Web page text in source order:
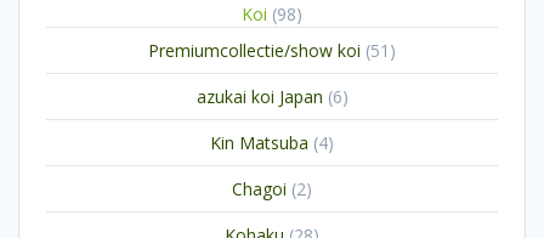
Koi 9898
producten
Premiumcollectie/show koi 51 51
producten
azukai koi Japan 66
producten
Kin Matsuba 44
producten
Chagoi 22
producten